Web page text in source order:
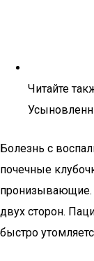
Читайте
Болезнь с
почечные
пронизывающие.
двух сторон.
быстро